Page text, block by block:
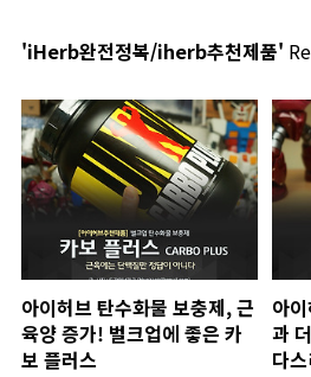
'iHerb완전정복/iherb추천제품'
아이허브 탄수화물 보충제, 근
육양 증가! 벌크업에 좋은 카
보 플러스
아
과
다